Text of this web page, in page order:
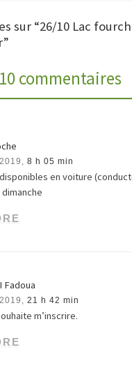
sur “26/10 Lac
10 commentaires
8 h 05 min
en voiture
Fadoua
21 h 42 min
m’inscrire.